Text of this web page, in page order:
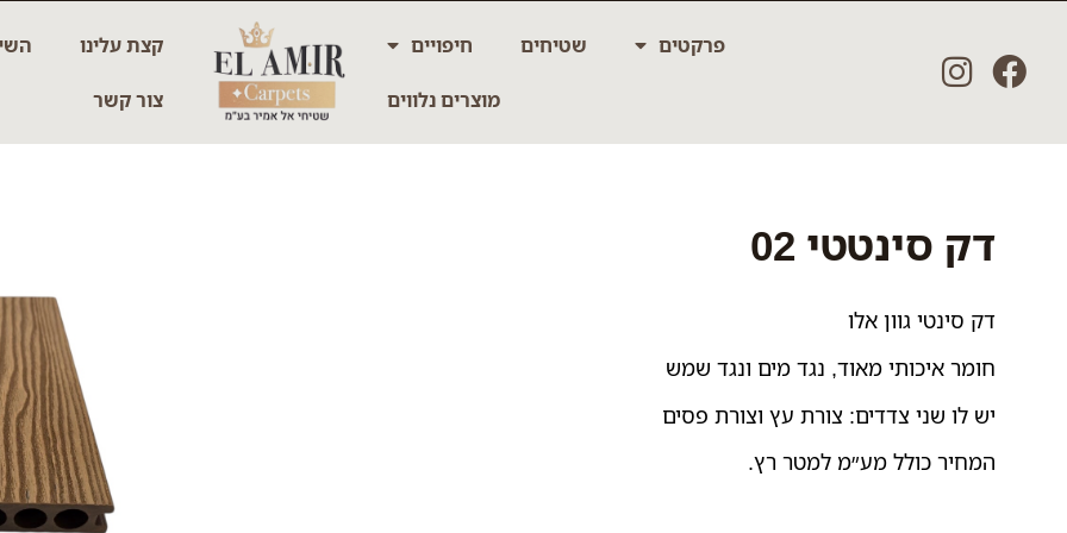
פרקטים שטיחים חיפויים
מוצרים נלווים
קצת עלינו
צור קשר
דק סינטטי 02
דק סינטי גוון אלו
חומר איכותי מאוד, נגד מים ונגד שמש
יש לו שני צדדים: צורת עץ וצורת פסים
המחיר כולל מע״מ למטר רץ.